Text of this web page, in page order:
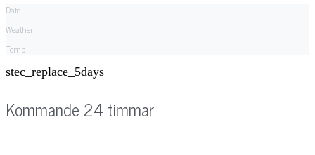
Date
Weather
Temp
stec_replace_5days
Kommande 24 timmar